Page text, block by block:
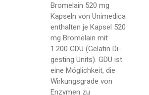
Bromelain 520 mg
Kapseln von Unimedica
enthalten je Kapsel 520
mg Bromelain mit
1.200 GDU (Gelatin Di-
gesting Units). GDU ist
eine Möglichkeit, die
Wirkungsgrade von
Enzymen zu